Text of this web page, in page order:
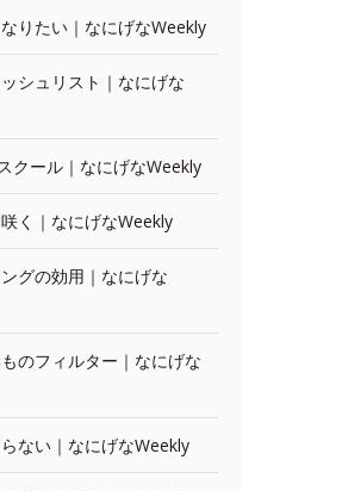
りたい｜なにげなWeekly
シュリスト｜なにげな
クール｜なにげなWeekly
く｜なにげなWeekly
グの効用｜なにげな
のフィルター｜なにげな
ない｜なにげなWeekly